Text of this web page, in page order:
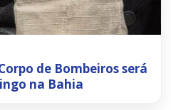
de Bombeiros será
na Bahia